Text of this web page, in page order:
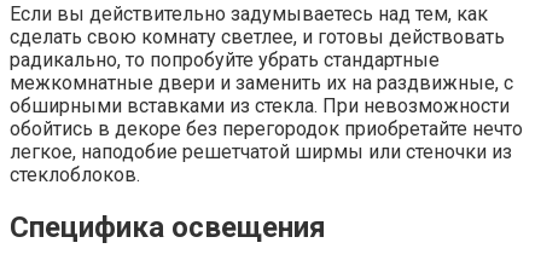
Если вы действительно задумываетесь над тем, как
сделать свою комнату светлее, и готовы действовать
радикально, то попробуйте убрать стандартные
межкомнатные двери и заменить их на раздвижные, с
обширными вставками из стекла. При невозможности
обойтись в декоре без перегородок приобретайте нечто
легкое, наподобие решетчатой ширмы или стеночки из
стеклоблоков.
Специфика освещения